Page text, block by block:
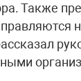
Также